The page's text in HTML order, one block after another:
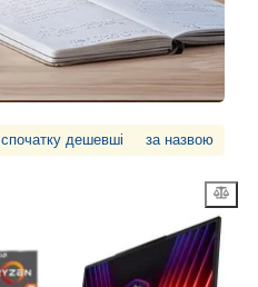
спочатку дешевші за назвою